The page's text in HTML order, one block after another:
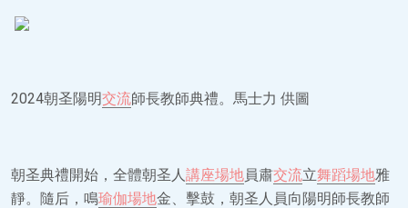
2024朝圣陽明交流師長教師典禮。馬士力 供圖
朝圣典禮開始，全體朝圣人講座場地員肅交流立舞蹈場地雅
靜。隨后，鳴瑜伽場地金、擊鼓，朝圣人員向陽明師長教師